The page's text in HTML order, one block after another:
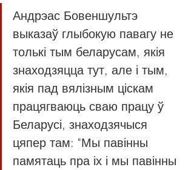
Андрэас Бовеншультэ
выказаў глыбокую павагу не
толькі тым беларусам, якія
знаходзяцца тут, але і тым,
якія пад вялізным ціскам
працягваюць сваю працу ў
Беларусі, знаходзячыся
цяпер там: "Мы павінны
памятаць пра іх і мы павінны